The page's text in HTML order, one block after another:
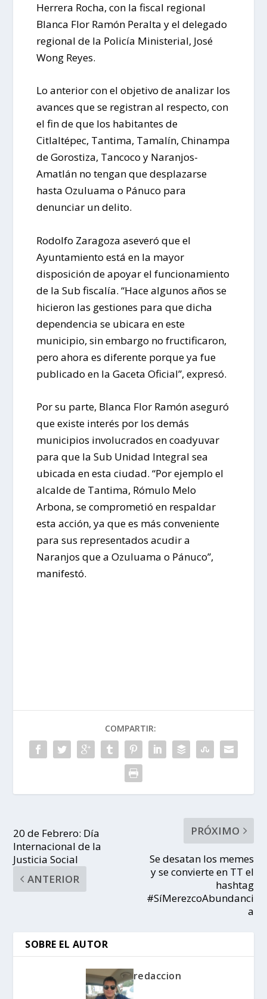
Herrera Rocha, con la fiscal regional
Blanca Flor Ramón Peralta y el delegado
regional de la Policía Ministerial, José
Wong Reyes.
Lo anterior con el objetivo de analizar los
avances que se registran al respecto, con
el fin de que los habitantes de
Citlaltépec, Tantima, Tamalín, Chinampa
de Gorostiza, Tancoco y Naranjos-
Amatlán no tengan que desplazarse
hasta Ozuluama o Pánuco para
denunciar un delito.
Rodolfo Zaragoza aseveró que el
Ayuntamiento está en la mayor
disposición de apoyar el funcionamiento
de la Sub fiscalía. “Hace algunos años se
hicieron las gestiones para que dicha
dependencia se ubicara en este
municipio, sin embargo no fructificaron,
pero ahora es diferente porque ya fue
publicado en la Gaceta Oficial”, expresó.
Por su parte, Blanca Flor Ramón aseguró
que existe interés por los demás
municipios involucrados en coadyuvar
para que la Sub Unidad Integral sea
ubicada en esta ciudad. “Por ejemplo el
alcalde de Tantima, Rómulo Melo
Arbona, se comprometió en respaldar
esta acción, ya que es más conveniente
para sus representados acudir a
Naranjos que a Ozuluama o Pánuco”,
manifestó.
COMPARTIR:
20 de Febrero: Día
Internacional de la
Justicia Social
ANTERIOR
PRÓXIMO
Se desatan los memes
y se convierte en TT el
hashtag
#SíMerezcoAbundanci
a
SOBRE EL AUTOR
redaccion